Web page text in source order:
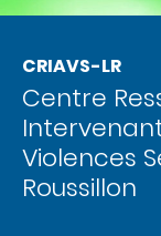
CRIAVS-LR
Centre
Violences
Roussillon